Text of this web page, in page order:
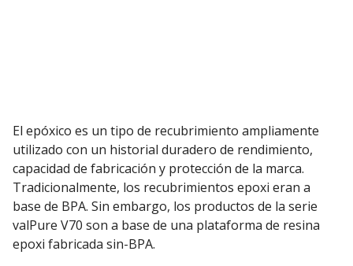
El epóxico es un tipo de recubrimiento ampliamente
utilizado con un historial duradero de rendimiento,
capacidad de fabricación y protección de la marca.
Tradicionalmente, los recubrimientos epoxi eran a
base de BPA. Sin embargo, los productos de la serie
valPure V70 son a base de una plataforma de resina
epoxi fabricada sin-BPA.